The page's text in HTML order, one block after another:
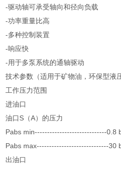
-驱动轴可承受轴向和径向负载
-功率重量比高
-多种控制装置
-响应快
-用于多泵系统的通轴驱动
技术参数（适用于矿物油，环保型液
工作压力范围
进油口
油口S（A）的压力
Pabs min-----------------------------0.8
Pabs max-----------------------------30
出油口